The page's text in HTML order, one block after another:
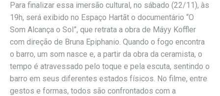
Para finalizar essa imersão cultural, no sábado (22/11), às
19h, será exibido no Espaço Hartãt o documentário “O
Som Alcança o Sol”, que retrata a obra de Máyy Koffler
com direção de Bruna Epiphanio. Quando o fogo encontra
o barro, um som nasce e, a partir da obra da ceramista, o
tempo é atravessado pelo toque e pela escuta, sentindo o
barro em seus diferentes estados físicos. No filme, entre
gestos e formas, todos são confrontados com a